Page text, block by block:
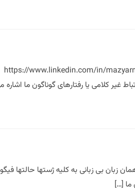
کلامی یا رفتارهای گوناگون ما
زبان بی زبانی به کلیه ژستها حالتها
ما […]